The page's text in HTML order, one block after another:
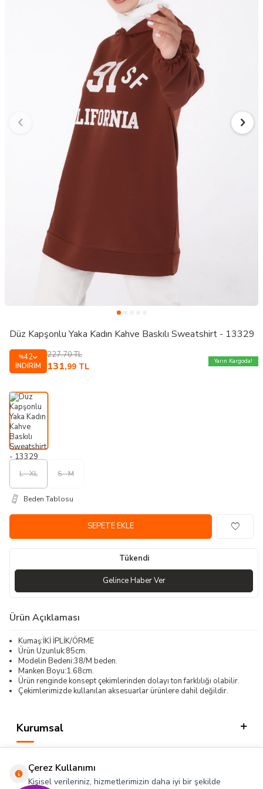
Düz Kapşonlu Yaka Kadın Kahve Baskılı Sweatshirt - 13329
%42
İNDIRIM
227,70TL
131,99 TL
Yarın Kargoda!
L - XL S - M
Beden Tablosu
SEPETE EKLE
Tükendi
Gelince Haber Ver
Ürün Açıklaması
Kumaş:İKİ İPLİK/ÖRME
Ürün Uzunluk:85cm.
Modelin Bedeni:38/M beden.
Manken Boyu:1.68cm.
Ürün renginde konsept çekimlerinden dolayı ton farklılığı olabilir.
Çekimlerimizde kullanılan aksesuarlar ürünlere dahil değildir.
Kurumsal
Hızlı Erişim
Çerez Kullanımı
Kişisel verileriniz, hizmetlerimizin daha iyi bir şekilde